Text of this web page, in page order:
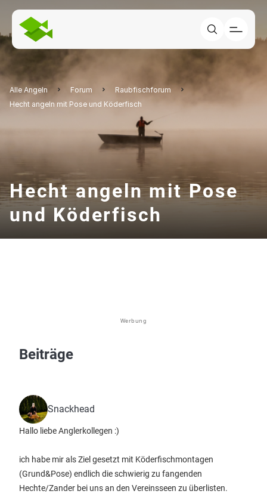
Alle Angeln Forum
Raubfischforum
Hecht angeln mit Pose und Köderfisch
Hecht angeln mit Pose
und Köderfisch
Werbung
Beiträge
Snackhead
Hallo liebe Anglerkollegen :)
ich habe mir als Ziel gesetzt mit Köderfischmontagen
(Grund&Pose) endlich die schwierig zu fangenden
Hechte/Zander bei uns an den Vereinsseen zu überlisten.